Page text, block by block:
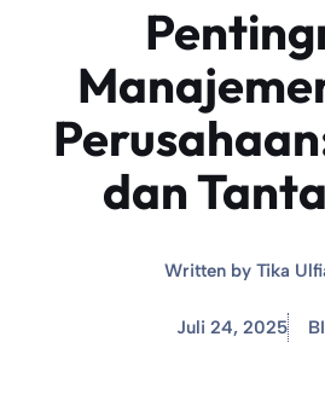
dan
Written by Tika
Juli 24, 2025